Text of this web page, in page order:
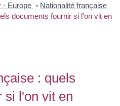
- Europe > Nationalité française
documents fournir si l'on vit en
: quels
si l'on vit en